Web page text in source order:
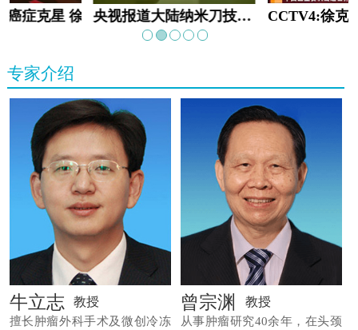
癌症克星 徐克成 央视报道大陆纳米刀技术手术：绝境重生
专家介绍
牛立志 教授
擅长肿瘤外科手术及微创冷冻
曾宗渊 教授
从事肿瘤研究40余年，在头颈